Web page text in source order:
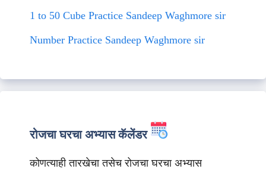
1 to 50 Cube Practice Sandeep Waghmore sir
Number Practice Sandeep Waghmore sir
रोजचा घरचा अभ्यास कॅलेंडर
कोणत्याही तारखेचा तसेच रोजचा घरचा अभ्यास